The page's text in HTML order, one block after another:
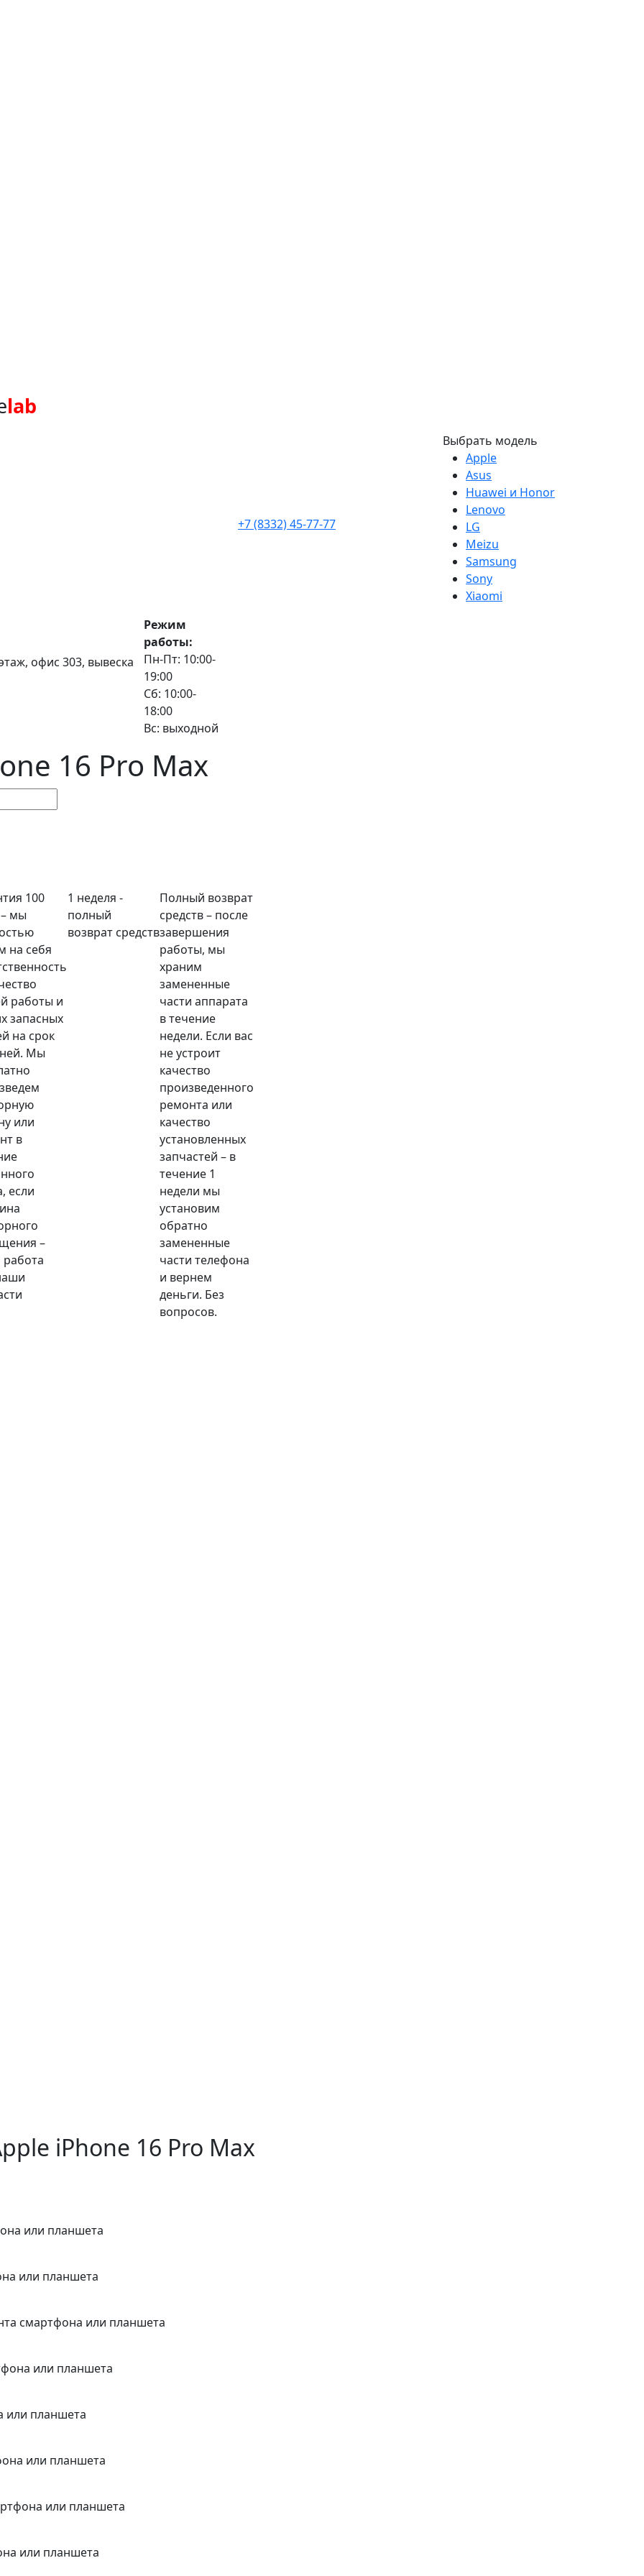
lab
+7 (8332) 45-77-77
Выбрать модель
Apple
Asus
Huawei и Honor
Lenovo
LG
Meizu
Samsung
Sony
Xiaomi
офис 303, вывеска
Режим
работы:
Пн-Пт: 10:00-
19:00
Сб: 10:00-
18:00
Вс: выходной
16 Pro Max
100
мы
на себя
работы и
запасных
на срок
Мы
или
в
если
–
1 неделя -
полный
возврат средств
Полный возврат
средств – после
завершения
работы, мы
храним
замененные
части аппарата
в течение
недели. Если вас
не устроит
качество
произведенного
ремонта или
качество
установленных
запчастей – в
течение 1
недели мы
установим
обратно
замененные
части телефона
и вернем
деньги. Без
вопросов.
iPhone 16 Pro Max
или планшета
или планшета
смартфона или планшета
или планшета
или планшета
или планшета
или планшета
или планшета